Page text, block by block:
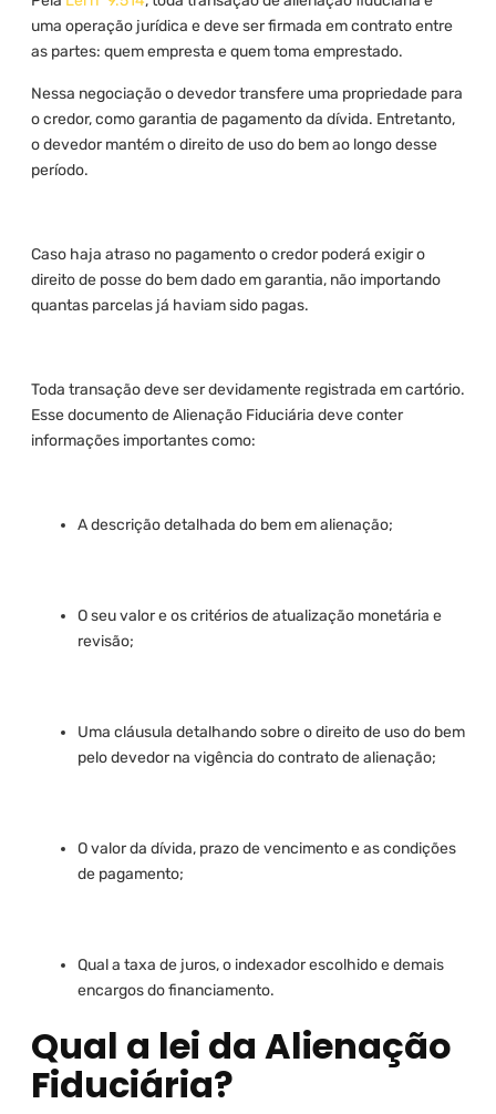
uma operação jurídica e deve ser firmada em contrato entre
as partes: quem empresta e quem toma emprestado.
Nessa negociação o devedor transfere uma propriedade para
o credor, como garantia de pagamento da dívida. Entretanto,
o devedor mantém o direito de uso do bem ao longo desse
período.
Caso haja atraso no pagamento o credor poderá exigir o
direito de posse do bem dado em garantia, não importando
quantas parcelas já haviam sido pagas.
Toda transação deve ser devidamente registrada em cartório.
Esse documento de Alienação Fiduciária deve conter
informações importantes como:
A descrição detalhada do bem em alienação;
O seu valor e os critérios de atualização monetária e
revisão;
Uma cláusula detalhando sobre o direito de uso do bem
pelo devedor na vigência do contrato de alienação;
O valor da dívida, prazo de vencimento e as condições
de pagamento;
Qual a taxa de juros, o indexador escolhido e demais
encargos do financiamento.
Qual a lei da Alienação
Fiduciária?